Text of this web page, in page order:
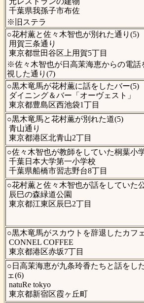
千葉県我孫子市布佐
※旧ステラ
○花村薫と佐々木智也が別れた通り(5)
用賀三条通り
東京都世田谷区上用賀5丁目
※佐々木智也が日高茉海恵からの電話
視した通り(7)
○黒木竜馬が花村薫に話をしたバー(5)
ダイニング＆バー「オーヴェスト」
東京都豊島区西池袋1丁目
○黒木竜馬と花村薫が別れた道(5)
青山通り
東京都港区北青山2丁目
○佐々木智也が教師をしていた桐葉小
千葉日本大学第一小学校
千葉県船橋市習志野台8丁目
○花村薫と佐々木智也が話をしていた
辰巳の森緑道公園
東京都江東区辰巳2丁目
○黒木竜馬がスカウトを辞退したカフ
CONNEL COFFEE
東京都港区赤坂7丁目
○日高茉海恵が九条玲香たちと話をし
ェ(6)
natuRe tokyo
東京都新宿区霞ヶ丘町